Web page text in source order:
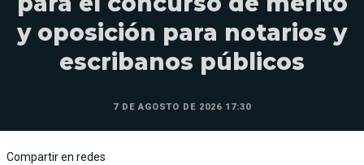
y oposición para notarios y
escribanos públicos
7 DE AGOSTO DE 2026 17:30
Compartir en redes